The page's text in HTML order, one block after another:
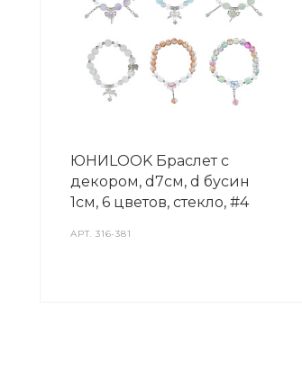
ЮНИLOOK Браслет с
декором, d7см, d бусин
1см, 6 цветов, стекло, #4
АРТ.316-381